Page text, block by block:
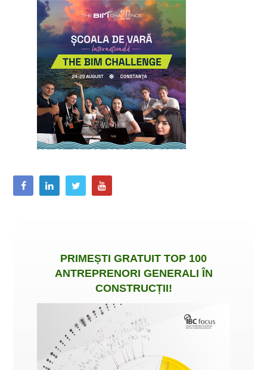
PRIMEȘTI GRATUIT TOP 100
ANTREPRENORI GENERALI ÎN
CONSTRUCȚII!